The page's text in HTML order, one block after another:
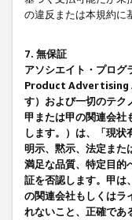
の違反または本規約に
7. 無保証
アソシエイト・プログ
Product Advertising
す）および一切のテク
甲または甲の関連会社
します。）は、「現
明示、黙示、法定また
満足な品質、特定目的
証を否認します。甲は
の関連会社もしくはラ
れないこと、正確であ